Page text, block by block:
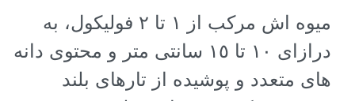
میوه اش مرکب از ١ تا ٢ فولیکول، به
درازای ١٠ تا ١٥ سانتی متر و محتوی دانه
های متعدد و پوشیده از تارهای بلند